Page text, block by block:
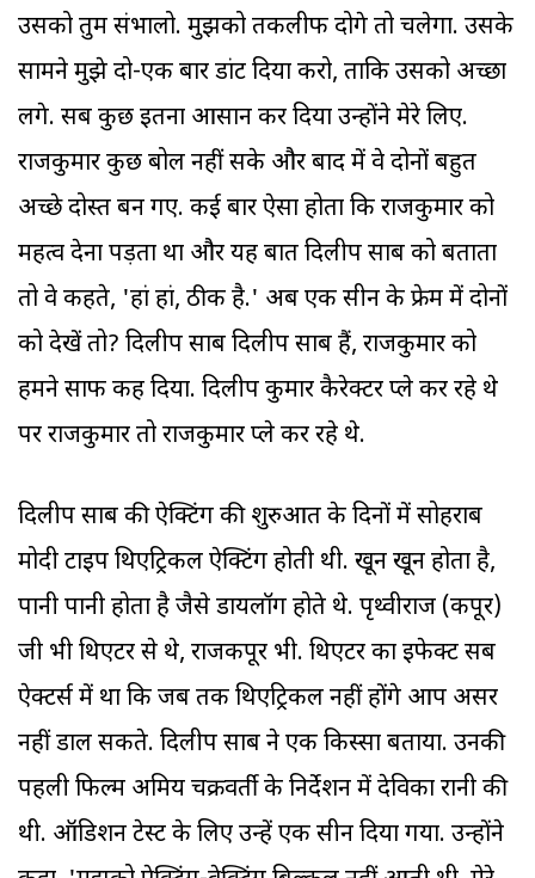
उसको तुम संभालो. मुझको तकलीफ दोगे तो चलेगा. उसके
सामने मुझे दो-एक बार डांट दिया करो, ताकि उसको अच्छा
लगे. सब कुछ इतना आसान कर दिया उन्होंने मेरे लिए.
राजकुमार कुछ बोल नहीं सके और बाद में वे दोनों बहुत
अच्छे दोस्त बन गए. कई बार ऐसा होता कि राजकुमार को
महत्व देना पड़ता था और यह बात दिलीप साब को बताता
तो वे कहते, 'हां हां, ठीक है.' अब एक सीन के फ्रेम में दोनों
को देखें तो? दिलीप साब दिलीप साब हैं, राजकुमार को
हमने साफ कह दिया. दिलीप कुमार कैरेक्टर प्ले कर रहे थे
पर राजकुमार तो राजकुमार प्ले कर रहे थे.
दिलीप साब की ऐक्टिंग की शुरुआत के दिनों में सोहराब
मोदी टाइप थिएट्रिकल ऐक्टिंग होती थी. खून खून होता है,
पानी पानी होता है जैसे डायलॉग होते थे. पृथ्वीराज (कपूर)
जी भी थिएटर से थे, राजकपूर भी. थिएटर का इफेक्ट सब
ऐक्टर्स में था कि जब तक थिएट्रिकल नहीं होंगे आप असर
नहीं डाल सकते. दिलीप साब ने एक किस्सा बताया. उनकी
पहली फिल्म अमिय चक्रवर्ती के निर्देशन में देविका रानी की
थी. ऑडिशन टेस्ट के लिए उन्हें एक सीन दिया गया. उन्होंने